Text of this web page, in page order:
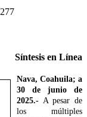
Síntesis en Línea
Nava, Coahuila; a
30 de junio de
2025.- A pesar de
los múltiples